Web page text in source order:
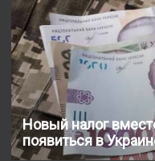
Новый налог
появиться в